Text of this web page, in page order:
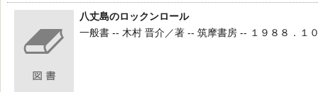
八丈島のロックンロール
一般書 -- 木村 晋介／著 -- 筑摩書房 -- １９８８．１